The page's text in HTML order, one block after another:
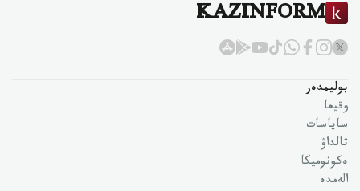
KAZINFORM
بوليمدەر
وقيعا
ساياسات
تالداۋ
ەكونوميكا
الەمدە